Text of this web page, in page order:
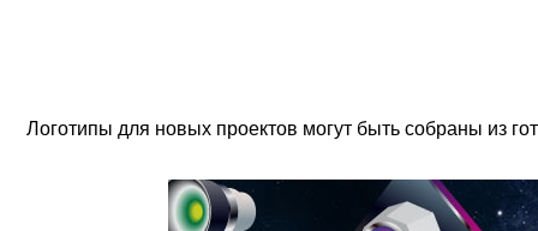
Логотипы для новых проектов могут быть собраны из